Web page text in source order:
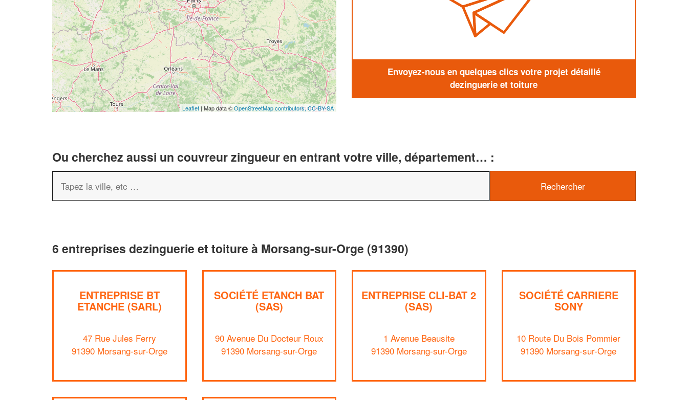
Leaflet | Map data ©OpenStreetMap contributors,CC-BY-SA
Envoyez-nous en quelques clics votre projet détaillé
dezinguerie et toiture
Ou cherchez aussi un couvreur zingueur en entrant votre ville, département… :
6 entreprises dezinguerie et toiture à Morsang-sur-Orge (91390)
ENTREPRISE BT
ETANCHE (SARL)
47 Rue Jules Ferry
91390 Morsang-sur-Orge
SOCIÉTÉ ETANCH BAT
(SAS)
90 Avenue Du Docteur Roux
91390 Morsang-sur-Orge
ENTREPRISE CLI-BAT 2
(SAS)
1 Avenue Beausite
91390 Morsang-sur-Orge
SOCIÉTÉ CARRIERE
SONY
10 Route Du Bois Pommier
91390 Morsang-sur-Orge
Vous êtes un
Augmentez votre
En savoir plus